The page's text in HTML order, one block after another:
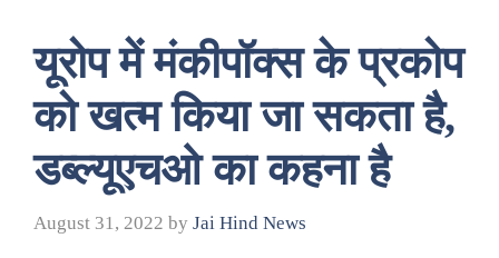
यूरोप में मंकीपॉक्स के प्रकोप
को खत्म किया जा सकता है,
डब्ल्यूएचओ का कहना है
August 31, 2022 by Jai Hind News